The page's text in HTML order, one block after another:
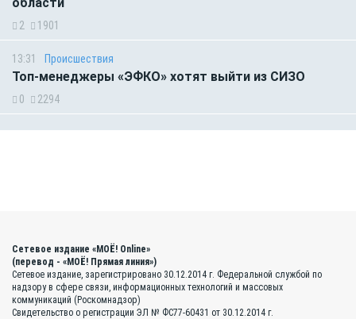
2 1901
13:31 Происшествия
Топ-менеджеры «ЭФКО» хотят выйти из СИЗО
0 2294
Сетевое издание «МОЁ! Online»
(перевод - «МОЁ! Прямая линия»)
Сетевое издание, зарегистрировано 30.12.2014 г. Федеральной службой по
надзору в сфере связи, информационных технологий и массовых
коммуникаций (Роскомнадзор)
Свидетельство о регистрации ЭЛ № ФС77-60431 от 30.12.2014 г.